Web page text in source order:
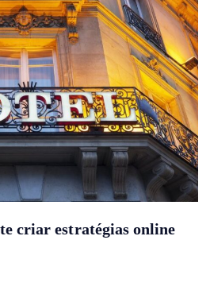
criar estratégias online